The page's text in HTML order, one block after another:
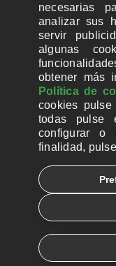
necesarias
analizar sus
servir
algunas
obtener más
Política de
cookies pulse
todas pulse
configurar o
finalidad,